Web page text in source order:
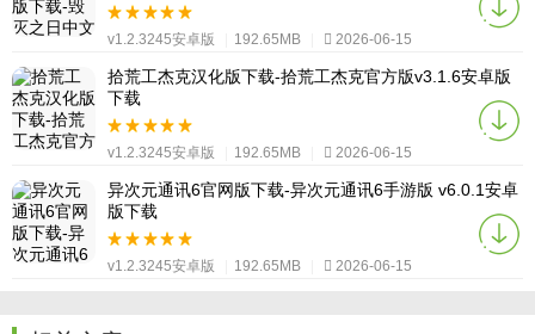
v1.2.3245安卓版 192.65MB 2026-06-15
拾荒工杰克汉化版下载-拾荒工杰克官方版v3.1.6安卓版
下载
v1.2.3245安卓版 192.65MB 2026-06-15
异次元通讯6官网版下载-异次元通讯6手游版 v6.0.1安卓
版下载
v1.2.3245安卓版 192.65MB 2026-06-15